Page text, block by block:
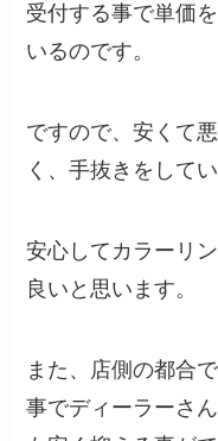
受付する事で単価
いるのです。
ですので、安くて
く、手抜きをして
安心してカラーリ
良いと思います。
また、店側の都合
事でディーラーさ